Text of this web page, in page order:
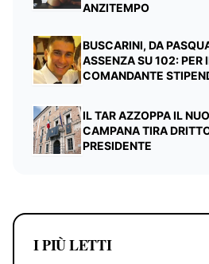
ANZITEMPO
BUSCARINI, DA
ASSENZA SU 102: PER
COMANDANTE
IL TAR AZZOPPA IL
CAMPANA TIRA
PRESIDENTE
I PIÙ LETTI